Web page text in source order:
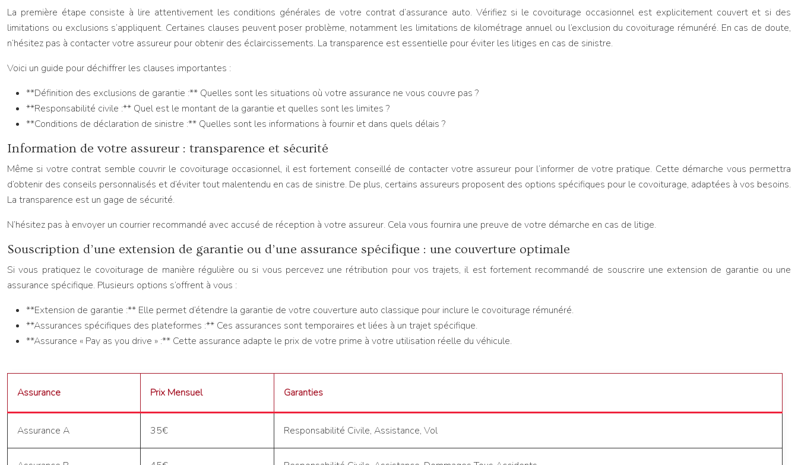
La première étape consiste à lire attentivement les conditions générales de votre contrat d’assurance auto. Vérifiez si le covoiturage occasionnel est explicitement couvert et si des
limitations ou exclusions s’appliquent. Certaines clauses peuvent poser problème, notamment les limitations de kilométrage annuel ou l’exclusion du covoiturage rémunéré. En cas de doute,
n’hésitez pas à contacter votre assureur pour obtenir des éclaircissements. La transparence est essentielle pour éviter les litiges en cas de sinistre.
Voici un guide pour déchiffrer les clauses importantes :
**Définition des exclusions de garantie :** Quelles sont les situations où votre assurance ne vous couvre pas ?
**Responsabilité civile :** Quel est le montant de la garantie et quelles sont les limites ?
**Conditions de déclaration de sinistre :** Quelles sont les informations à fournir et dans quels délais ?
Information de votre assureur : transparence et sécurité
Même si votre contrat semble couvrir le covoiturage occasionnel, il est fortement conseillé de contacter votre assureur pour l’informer de votre pratique. Cette démarche vous permettra
d’obtenir des conseils personnalisés et d’éviter tout malentendu en cas de sinistre. De plus, certains assureurs proposent des options spécifiques pour le covoiturage, adaptées à vos besoins.
La transparence est un gage de sécurité.
N’hésitez pas à envoyer un courrier recommandé avec accusé de réception à votre assureur. Cela vous fournira une preuve de votre démarche en cas de litige.
Souscription d’une extension de garantie ou d’une assurance spécifique : une couverture optimale
Si vous pratiquez le covoiturage de manière régulière ou si vous percevez une rétribution pour vos trajets, il est fortement recommandé de souscrire une extension de garantie ou une
assurance spécifique. Plusieurs options s’offrent à vous :
**Extension de garantie :** Elle permet d’étendre la garantie de votre couverture auto classique pour inclure le covoiturage rémunéré.
**Assurances spécifiques des plateformes :** Ces assurances sont temporaires et liées à un trajet spécifique.
**Assurance « Pay as you drive » :** Cette assurance adapte le prix de votre prime à votre utilisation réelle du véhicule.
Assurance Prix Mensuel Garanties
Assurance A 35€ Responsabilité Civile, Assistance, Vol